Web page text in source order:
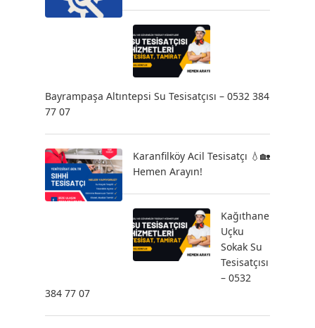
Bayrampaşa Altıntepsi Su Tesisatçısı – 0532 384
77 07
Karanfilköy Acil Tesisatçı 💧🏡
Hemen Arayın!
Kağıthane
Uçku
Sokak Su
Tesisatçısı
– 0532
384 77 07